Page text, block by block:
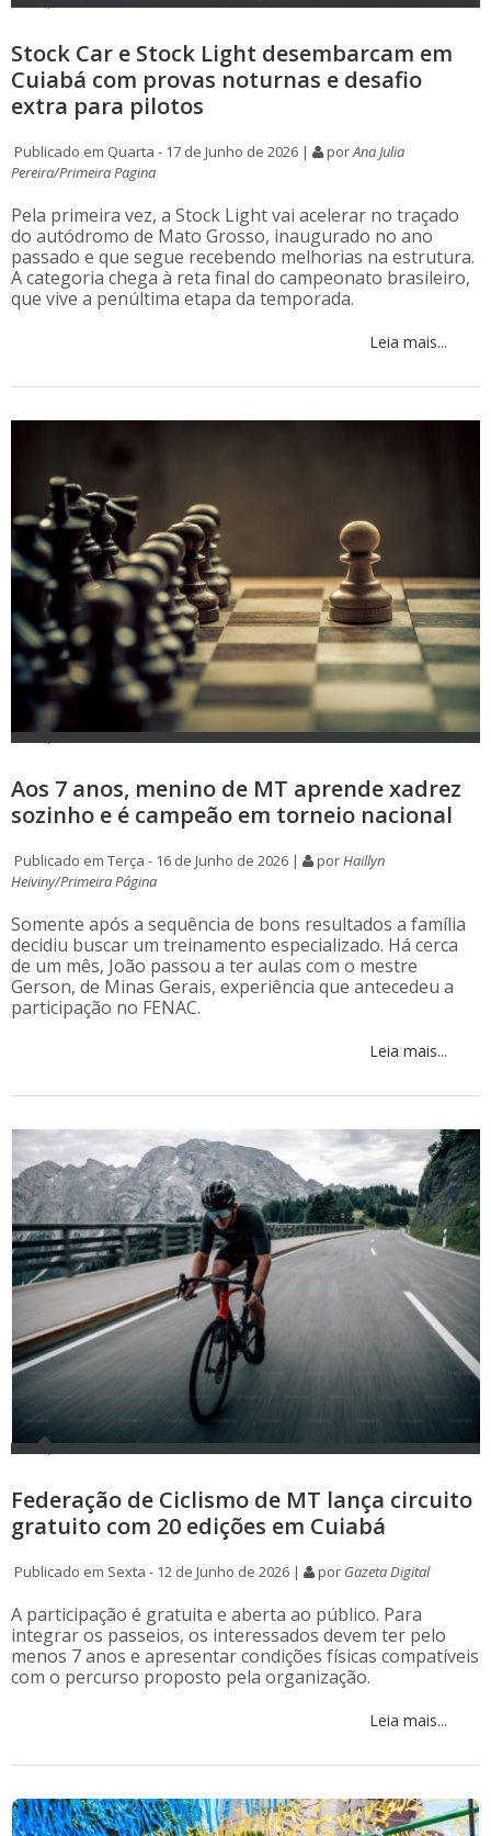
Stock Car e Stock Light desembarcam em
Cuiabá com provas noturnas e desafio
extra para pilotos
Publicado em Quarta - 17 de Junho de 2026 | porAna Julia
Pereira/Primeira Pagina
Pela primeira vez, a Stock Light vai acelerar no traçado
do autódromo de Mato Grosso, inaugurado no ano
passado e que segue recebendo melhorias na estrutura.
A categoria chega à reta final do campeonato brasileiro,
que vive a penúltima etapa da temporada.
Leia mais...
Aos 7 anos, menino de MT aprende xadrez
sozinho e é campeão em torneio nacional
Publicado em Terça - 16 de Junho de 2026 | porHaillyn
Heiviny/Primeira Página
Somente após a sequência de bons resultados a família
decidiu buscar um treinamento especializado. Há cerca
de um mês, João passou a ter aulas com o mestre
Gerson, de Minas Gerais, experiência que antecedeu a
participação no FENAC.
Leia mais...
Federação de Ciclismo de MT lança circuito
gratuito com 20 edições em Cuiabá
Publicado em Sexta - 12 de Junho de 2026 | por Gazeta Digital
A participação é gratuita e aberta ao público. Para
integrar os passeios, os interessados devem ter pelo
menos 7 anos e apresentar condições físicas compatíveis
com o percurso proposto pela organização.
Leia mais...